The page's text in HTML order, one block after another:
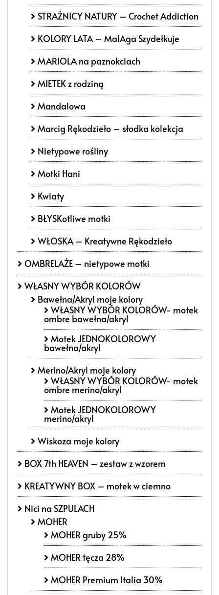
STRAŻNICY NATURY – Crochet Addiction
KOLORY LATA – MalAga Szydełkuje
MARIOLA na paznokciach
MIETEK z rodziną
Mandalowa
Marcig Rękodzieło – słodka kolekcja
Nietypowe rośliny
Motki Hani
Kwiaty
BŁYSKotliwe motki
WŁOSKA – Kreatywne Rękodzieło
OMBRELAŻE – nietypowe motki
WŁASNY WYBÓR KOLORÓW
Bawełna/Akryl moje kolory
WŁASNY WYBÓR KOLORÓW- motek
ombre bawełna/akryl
Motek JEDNOKOLOROWY
bawełna/akryl
Merino/Akryl moje kolory
WŁASNY WYBÓR KOLORÓW- motek
ombre merino/akryl
Motek JEDNOKOLOROWY
merino/akryl
Wiskoza moje kolory
BOX 7th HEAVEN – zestaw z wzorem
KREATYWNY BOX – motek w ciemno
Nici na SZPULACH
MOHER
MOHER gruby 25%
MOHER tęcza 28%
MOHER Premium Italia 30%